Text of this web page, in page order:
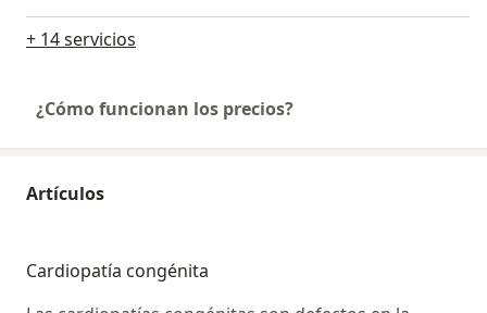
+ 14 servicios
¿Cómo funcionan los precios?
Artículos
Cardiopatía congénita